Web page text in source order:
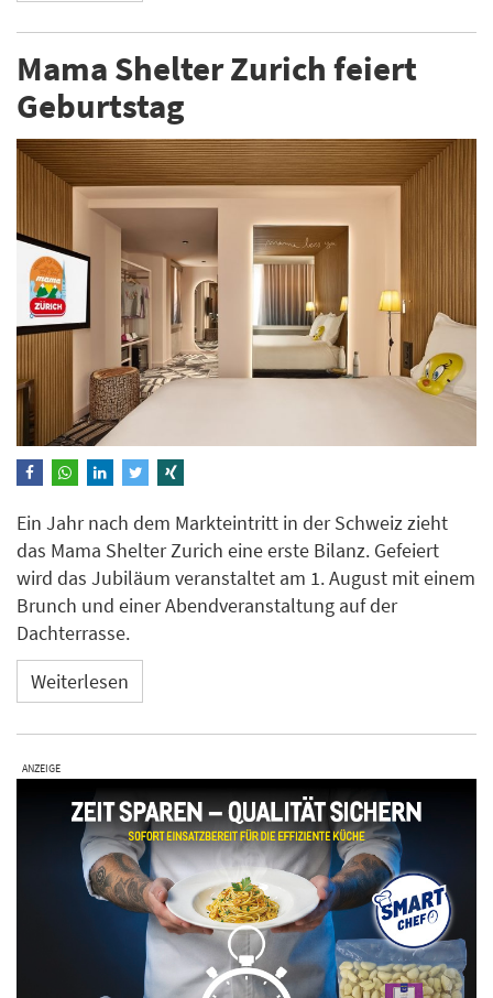
Mama Shelter Zurich feiert
Geburtstag
Ein Jahr nach dem Markteintritt in der Schweiz zieht
das Mama Shelter Zurich eine erste Bilanz. Gefeiert
wird das Jubiläum veranstaltet am 1. August mit einem
Brunch und einer Abendveranstaltung auf der
Dachterrasse.
Weiterlesen
ANZEIGE